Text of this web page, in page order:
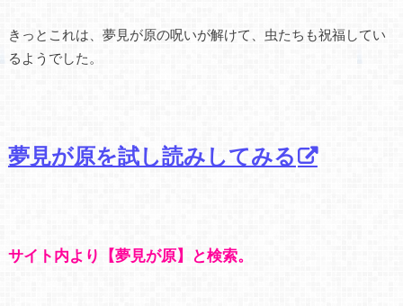
きっとこれは、夢見が原の呪いが解けて、虫たちも祝福してい
るようでした。
夢見が原を試し読みしてみる
サイト内より【夢見が原】と検索。